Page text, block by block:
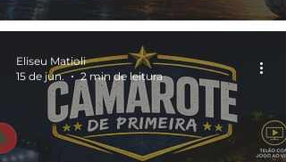
Eliseu Matioli
15 de jun.
2 min de leitura